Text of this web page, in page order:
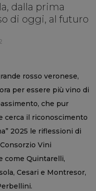
dalla prima
di oggi, al futuro
rosso veronese,
per essere più vino di
che pur
cerca il riconoscimento
2025 le riflessioni di
Vini
come Quintarelli,
Cesari e Montresor,